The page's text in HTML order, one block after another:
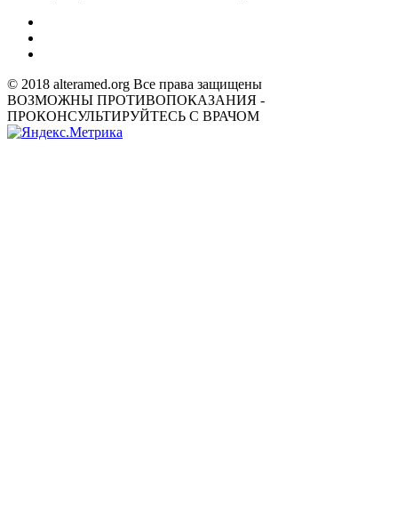
© 2018 alteramed.org Все права защищены
ВОЗМОЖНЫ ПРОТИВОПОКАЗАНИЯ -
ПРОКОНСУЛЬТИРУЙТЕСЬ С ВРАЧОМ